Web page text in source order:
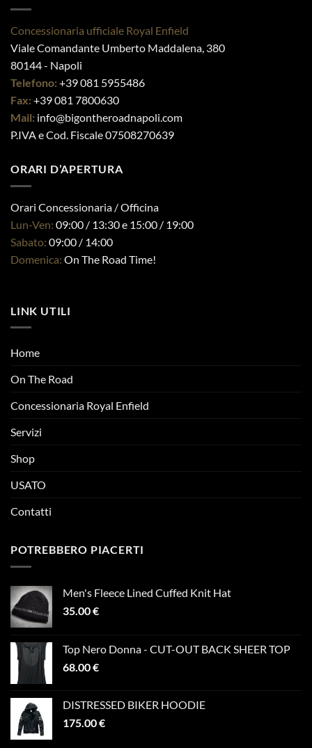
Concessionaria ufficiale Royal Enfield
Viale Comandante Umberto Maddalena, 380
80144 - Napoli
Telefono: +39 081 5955486
Fax: +39 081 7800630
Mail: info@bigontheroadnapoli.com
P.IVA e Cod. Fiscale 07508270639
ORARI D’APERTURA
Orari Concessionaria / Officina
Lun-Ven: 09:00 / 13:30 e 15:00 / 19:00
Sabato: 09:00 / 14:00
Domenica: On The Road Time!
LINK UTILI
Home
On The Road
Concessionaria Royal Enfield
Servizi
Shop
USATO
Contatti
POTREBBERO PIACERTI
Men's Fleece Lined Cuffed Knit Hat
35.00€
Top Nero Donna - CUT-OUT BACK SHEER TOP
68.00€
DISTRESSED BIKER HOODIE
175.00€